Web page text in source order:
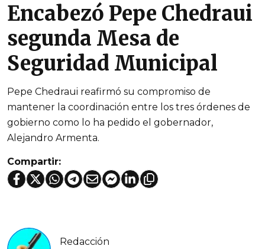
Encabezó Pepe Chedraui
segunda Mesa de
Seguridad Municipal
Pepe Chedraui reafirmó su compromiso de
mantener la coordinación entre los tres órdenes de
gobierno como lo ha pedido el gobernador,
Alejandro Armenta.
Compartir:
Redacción